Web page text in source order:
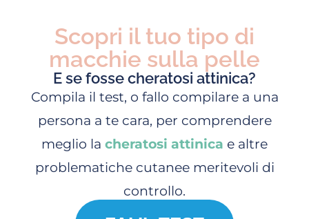
Scopri il tuo tipo di
macchie sulla pelle
E se fosse cheratosi attinica?
Compila il test, o fallo compilare a una
persona a te cara, per comprendere
meglio la cheratosi attinica e altre
problematiche cutanee meritevoli di
controllo.